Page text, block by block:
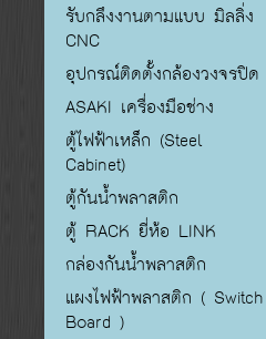
รับกลึงงานตามแบบ มิลลิ่ง
CNC
อุปกรณ์ติดตั้งกล้องวงจรปิด
ASAKI เครื่องมือช่าง
ตู้ไฟฟ้าเหล็ก (Steel
Cabinet)
ตู้กันน้ำพลาสติก
ตู้ RACK ยี่ห้อ LINK
กล่องกันน้ำพลาสติก
แผงไฟฟ้าพลาสติก ( Switch
Board )